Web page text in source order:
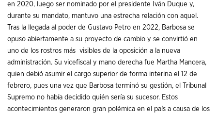
en 2020, luego ser nominado por el presidente Iván Duque y,
durante su mandato, mantuvo una estrecha relación con aquel.
Tras la llegada al poder de Gustavo Petro en 2022, Barbosa se
opuso abiertamente a su proyecto de cambio y se convirtió en
uno de los rostros más visibles de la oposición a la nueva
administración. Su vicefiscal y mano derecha fue Martha Mancera,
quien debió asumir el cargo superior de forma interina el 12 de
febrero, pues una vez que Barbosa terminó su gestión, el Tribunal
Supremo no había decidido quién sería su sucesor. Estos
acontecimientos generaron gran polémica en el país a causa de los